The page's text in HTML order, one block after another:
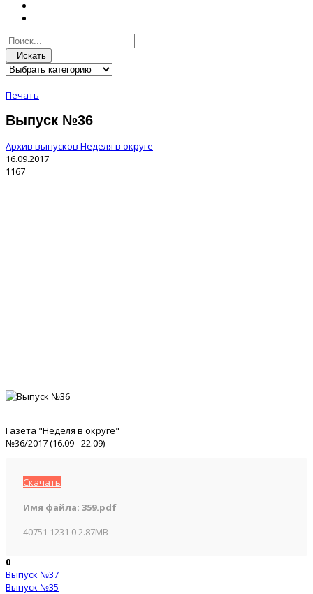
Искать
Печать
Выпуск №36
Архив выпусков Неделя в округе
16.09.2017
1167
Газета "Неделя в округе"
№36/2017 (16.09 - 22.09)
Скачать
Имя файла: 359.pdf
40751 1231 02.87MB
0
Выпуск №37
Выпуск №35